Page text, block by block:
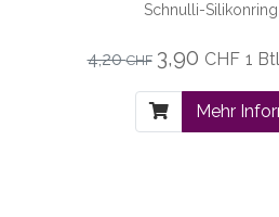
Schnulli-
4,20CHF 3,90 CHF 1
Mehr